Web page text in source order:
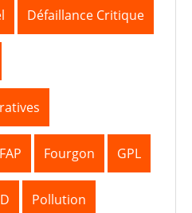
Défaillance Critique
FAP Fourgon GPL
Pollution